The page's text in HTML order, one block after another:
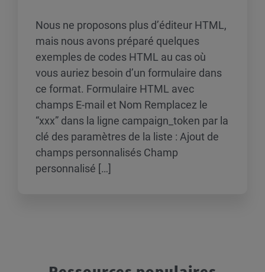
Nous ne proposons plus d’éditeur HTML,
mais nous avons préparé quelques
exemples de codes HTML au cas où
vous auriez besoin d’un formulaire dans
ce format. Formulaire HTML avec
champs E-mail et Nom Remplacez le
“xxx” dans la ligne campaign_token par la
clé des paramètres de la liste : Ajout de
champs personnalisés Champ
personnalisé […]